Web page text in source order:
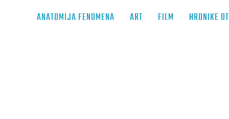
ANATOMIJA FENOMENA ART FILM HRONIKE